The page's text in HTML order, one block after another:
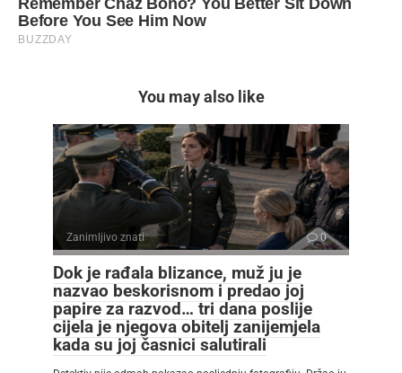
You may also like
Zanimljivo znati 0
Dok je rađala blizance, muž ju je
nazvao beskorisnom i predao joj
papire za razvod… tri dana poslije
cijela je njegova obitelj zanijemjela
kada su joj časnici salutirali